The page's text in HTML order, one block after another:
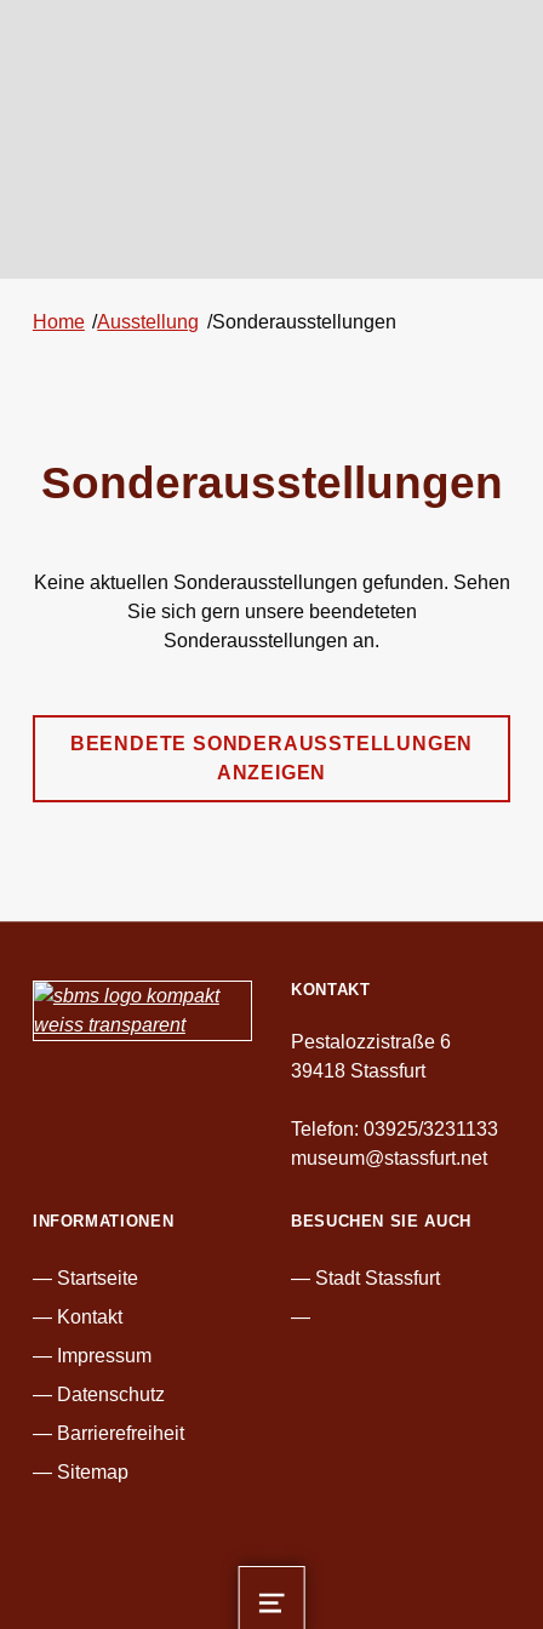
MENU
Home /Ausstellung /Sonderausstellungen
Sonderausstellungen
Keine aktuellen Sonderausstellungen gefunden. Sehen
Sie sich gern unsere beendeteten
Sonderausstellungen an.
BEENDETE SONDERAUSSTELLUNGEN
ANZEIGEN
Skip back to main navigation
KONTAKT
Pestalozzistraße 6
39418 Stassfurt
Telefon: 03925/3231133
museum@stassfurt.net
INFORMATIONEN
Startseite
Kontakt
Impressum
Datenschutz
Barrierefreiheit
Sitemap
BESUCHEN SIE AUCH
Stadt Stassfurt